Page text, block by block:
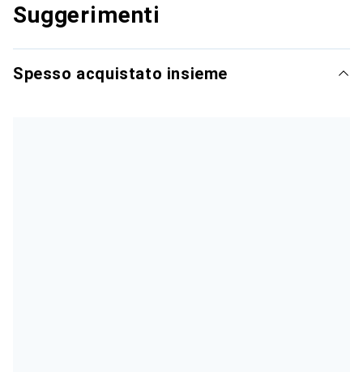
Suggerimenti
Spesso acquistato insieme